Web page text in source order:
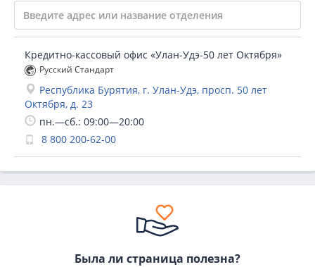
Кредитно-кассовый офис «Улан-Удэ-50 лет Октября»
Русский Стандарт
Республика Бурятия, г. Улан-Удэ, просп. 50 лет
Октября, д. 23
пн.—сб.: 09:00—20:00
8 800 200-62-00
Была ли страница полезна?